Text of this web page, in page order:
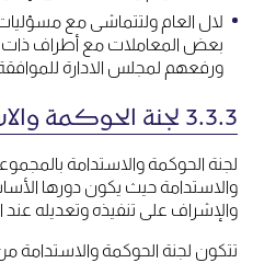
لال العام ولتتماشى مع مسؤليات
بعض المعاملات مع أطراف ذات
ورفعهم لمجلس الادارة للموافقة
3.3.3 لجنة الحوكمة والاستدامة
لجنة الحوكمة والاستدامة
والاستدامة حيث يكون دورها
والإشراف على تنفيذه وتعديله عند
تتكون لجنة الحوكمة والاستدامة